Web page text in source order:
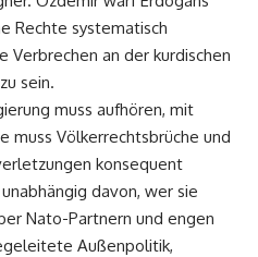
Rechte systematisch
Verbrechen an der kurdischen
sein.
muss aufhören, mit
muss Völkerrechtsbrüche und
konsequent
davon, wer sie
Nato-Partnern und engen
Außenpolitik,